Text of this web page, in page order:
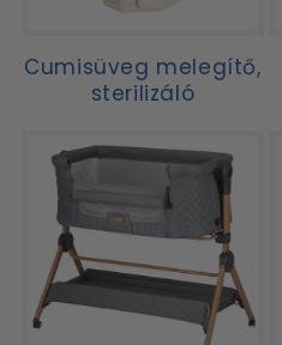
Cumisüveg melegítő,
sterilizáló